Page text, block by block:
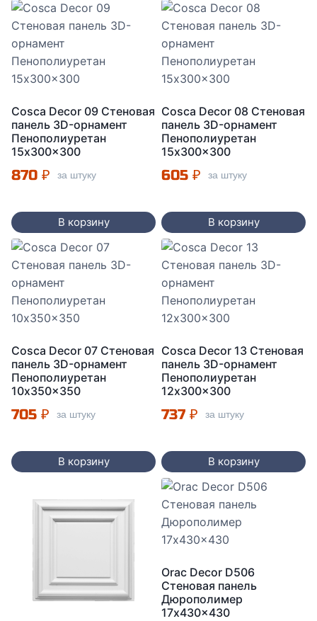
Cosca Decor 09 Стеновая
панель 3D-орнамент
Пенополиуретан
15x300x300
870 ₽ за штуку
В корзину
Cosca Decor 08 Стеновая
панель 3D-орнамент
Пенополиуретан
15x300x300
605 ₽ за штуку
В корзину
Cosca Decor 07 Стеновая
панель 3D-орнамент
Пенополиуретан
10x350x350
705 ₽ за штуку
В корзину
Cosca Decor 13 Стеновая
панель 3D-орнамент
Пенополиуретан
12x300x300
737 ₽ за штуку
В корзину
Orac Decor D506
Стеновая панель
Дюрополимер
17x430x430